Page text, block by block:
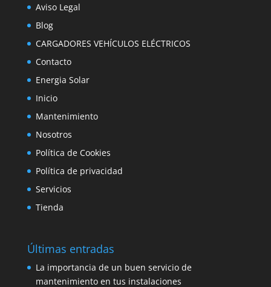
Aviso Legal
Blog
CARGADORES VEHÍCULOS ELÉCTRICOS
Contacto
Energia Solar
Inicio
Mantenimiento
Nosotros
Política de Cookies
Política de privacidad
Servicios
Tienda
Últimas entradas
La importancia de un buen servicio de
mantenimiento en tus instalaciones